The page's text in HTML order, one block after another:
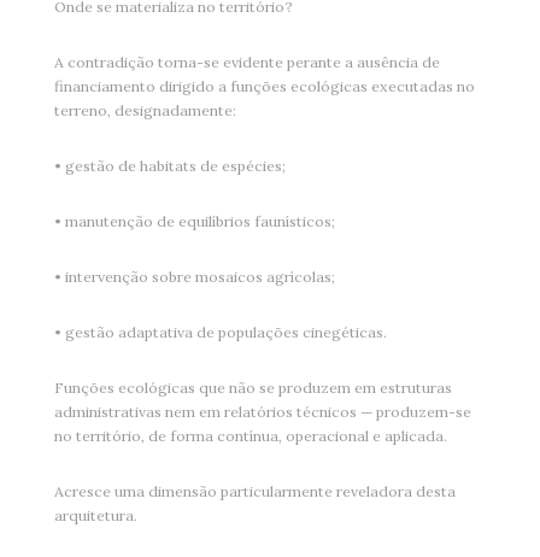
Onde se materializa no território?
A contradição torna-se evidente perante a ausência de
financiamento dirigido a funções ecológicas executadas no
terreno, designadamente:
• gestão de habitats de espécies;
• manutenção de equilíbrios faunísticos;
• intervenção sobre mosaicos agrícolas;
• gestão adaptativa de populações cinegéticas.
Funções ecológicas que não se produzem em estruturas
administrativas nem em relatórios técnicos — produzem-se
no território, de forma contínua, operacional e aplicada.
Acresce uma dimensão particularmente reveladora desta
arquitetura.